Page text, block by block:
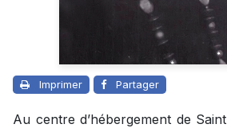
Imprimer Partager
Au centre d’hébergement de